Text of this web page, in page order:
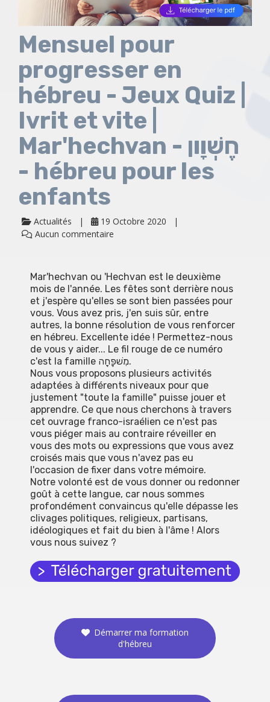
Mensuel pour
progresser en
hébreu - Jeux Quiz |
Ivrit et vite |
Mar'hechvan - חֶשְׁוָון
- hébreu pour les
enfants
Actualités
19 Octobre 2020
Aucun commentaire
Mar'hechvan ou 'Hechvan est le deuxième
mois de l'année. Les fêtes sont derrière nous
et j'espère qu'elles se sont bien passées pour
vous. Vous avez pris, j'en suis sûr, entre
autres, la bonne résolution de vous renforcer
en hébreu. Excellente idée ! Permettez-nous
de vous y aider... Le fil rouge de ce numéro
c'est la famille מִשׁפָּחָה.
Nous vous proposons plusieurs activités
adaptées à différents niveaux pour que
justement "toute la famille" puisse jouer et
apprendre. Ce que nous cherchons à travers
cet ouvrage franco-israélien ce n'est pas
vous piéger mais au contraire réveiller en
vous des mots ou expressions que vous avez
croisés mais que vous n'avez pas eu
l'occasion de fixer dans votre mémoire.
Notre volonté est de vous donner ou redonner
goût à cette langue, car nous sommes
profondément convaincus qu'elle dépasse les
clivages politiques, religieux, partisans,
idéologiques et fait du bien à l'âme ! Alors
vous nous suivez ?
Démarrer ma formation
d'hébreu